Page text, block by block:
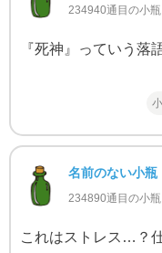
234940通目の小瓶
『死神』っていう落
名前のない小瓶
234890通目の小瓶
これはストレス…？